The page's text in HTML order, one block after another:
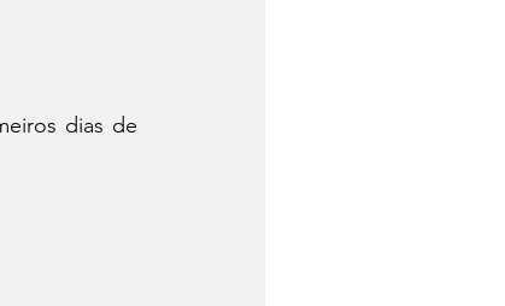
dias de